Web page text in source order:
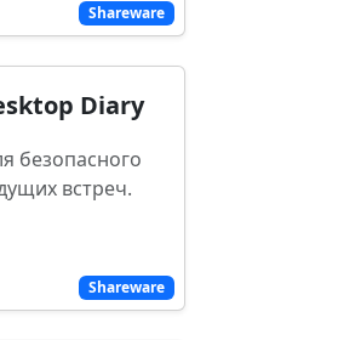
Shareware
Shareware
Diary
безопасного
встреч.